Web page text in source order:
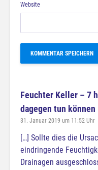
Website
Feuchter Keller – 7
dagegen tun können
31. Januar 2019 um 11:52 Uhr
[…] Sollte dies die
eindringende
Drainagen